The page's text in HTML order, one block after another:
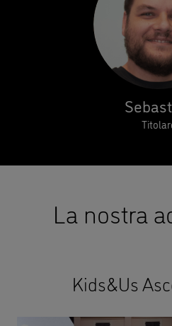
La nostra
Kids&Us